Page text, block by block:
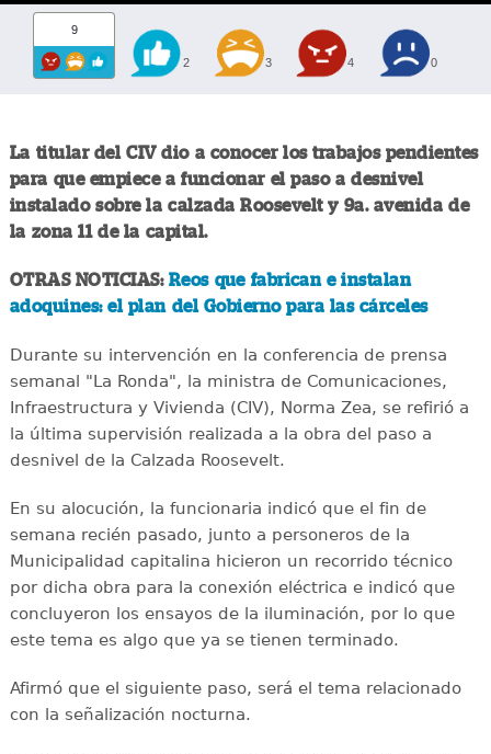
9
2 3 4 0
La titular del CIV dio a conocer los trabajos pendientes
para que empiece a funcionar el paso a desnivel
instalado sobre la calzada Roosevelt y 9a. avenida de
la zona 11 de la capital.
OTRAS NOTICIAS: Reos que fabrican e instalan
adoquines: el plan del Gobierno para las cárceles
Durante su intervención en la conferencia de prensa
semanal "La Ronda", la ministra de Comunicaciones,
Infraestructura y Vivienda (CIV), Norma Zea, se refirió a
la última supervisión realizada a la obra del paso a
desnivel de la Calzada Roosevelt.
En su alocución, la funcionaria indicó que el fin de
semana recién pasado, junto a personeros de la
Municipalidad capitalina hicieron un recorrido técnico
por dicha obra para la conexión eléctrica e indicó que
concluyeron los ensayos de la iluminación, por lo que
este tema es algo que ya se tienen terminado.
Afirmó que el siguiente paso, será el tema relacionado
con la señalización nocturna.